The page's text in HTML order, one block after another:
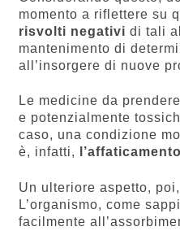
momento a riflettere su
risvolti negativi di tali
mantenimento di
all’insorgere di nuove
Le medicine da
e potenzialmente
caso, una condizione
è, infatti,
Un ulteriore aspetto,
L’organismo, come
facilmente